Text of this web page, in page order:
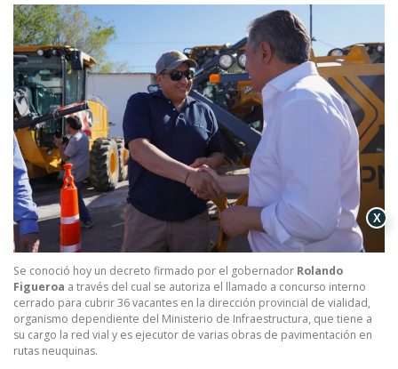
Se conoció hoy un decreto firmado por el gobernador Rolando
Figueroa a través del cual se autoriza el llamado a concurso interno
cerrado para cubrir 36 vacantes en la dirección provincial de vialidad,
organismo dependiente del Ministerio de Infraestructura, que tiene a
su cargo la red vial y es ejecutor de varias obras de pavimentación en
rutas neuquinas.
X